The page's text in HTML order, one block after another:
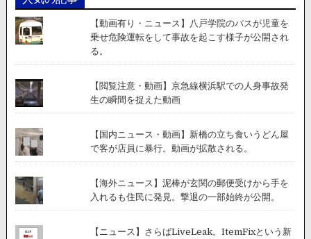
【動画有り・ニュース】八戸学院のバスが児童を
乗せ危険運転をして事故を起こす様子が公開され
る。
【閲覧注意・動画】京急線横浜駅での人身事故発
生の瞬間を捉えた動画
【国内ニュース・動画】新橋の立ち食いうどん屋
で客が店員に暴行。動画が拡散される。
【海外ニュース】泥棒が玄関の郵便受けから手を
入れるも住民に発見。撃退の一部始終が公開。
【ニュース】さらばLiveLeak。ItemFixという新